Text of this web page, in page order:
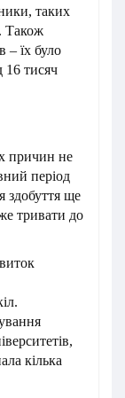
таких
Також
– їх було
16 тисяч
причин не
період
здобуття ще
тривати до
кілька